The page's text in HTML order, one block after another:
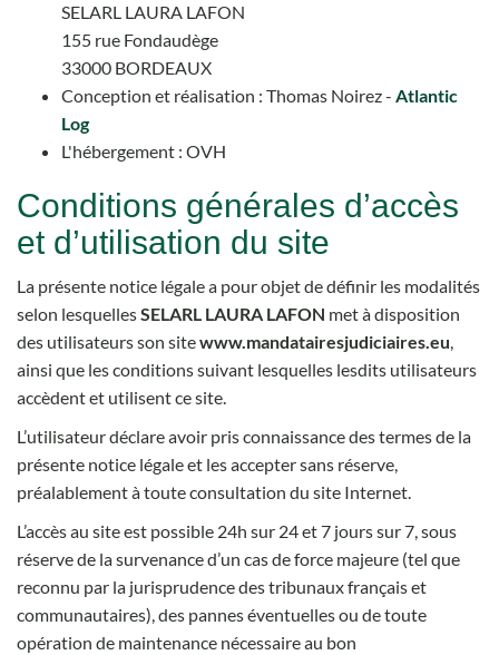
SELARL LAURA LAFON
155 rue Fondaudège
33000 BORDEAUX
Conception et réalisation : Thomas Noirez - Atlantic
Log
L'hébergement : OVH
Conditions générales d’accès
et d’utilisation du site
La présente notice légale a pour objet de définir les modalités
selon lesquellesSELARL LAURA LAFON met à disposition
des utilisateurs son sitewww.mandatairesjudiciaires.eu,
ainsi que les conditions suivant lesquelles lesdits utilisateurs
accèdent et utilisent ce site.
L’utilisateur déclare avoir pris connaissance des termes de la
présente notice légale et les accepter sans réserve,
préalablement à toute consultation du site Internet.
L’accès au site est possible 24h sur 24 et 7 jours sur 7, sous
réserve de la survenance d’un cas de force majeure (tel que
reconnu par la jurisprudence des tribunaux français et
communautaires), des pannes éventuelles ou de toute
opération de maintenance nécessaire au bon